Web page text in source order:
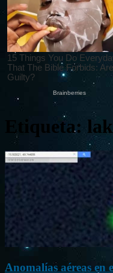
Etiqueta:
Anomalías aéreas en